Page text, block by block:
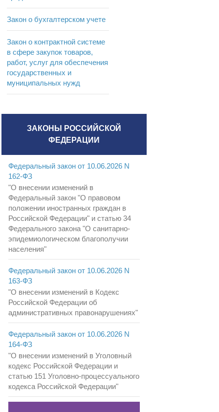
Закон о бухгалтерском учете
Закон о контрактной системе
в сфере закупок товаров,
работ, услуг для обеспечения
государственных и
муниципальных нужд
ЗАКОНЫ РОССИЙСКОЙ
ФЕДЕРАЦИИ
Федеральный закон от 10.06.2026 N
162-ФЗ
"О внесении изменений в
Федеральный закон "О правовом
положении иностранных граждан в
Российской Федерации" и статью 34
Федерального закона "О санитарно-
эпидемиологическом благополучии
населения"
Федеральный закон от 10.06.2026 N
163-ФЗ
"О внесении изменений в Кодекс
Российской Федерации об
административных правонарушениях"
Федеральный закон от 10.06.2026 N
164-ФЗ
"О внесении изменений в Уголовный
кодекс Российской Федерации и
статью 151 Уголовно-процессуального
кодекса Российской Федерации"